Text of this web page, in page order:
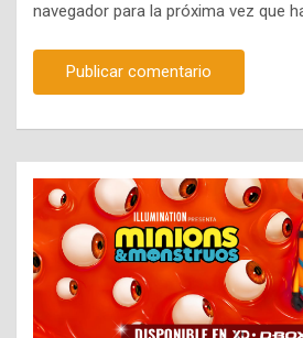
navegador para la próxima vez que